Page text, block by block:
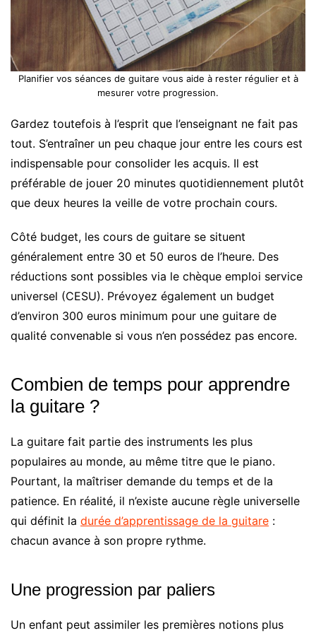
Planifier vos séances de guitare vous aide à rester régulier et à
mesurer votre progression.
Gardez toutefois à l’esprit que l’enseignant ne fait pas
tout. S’entraîner un peu chaque jour entre les cours est
indispensable pour consolider les acquis. Il est
préférable de jouer 20 minutes quotidiennement plutôt
que deux heures la veille de votre prochain cours.
Côté budget, les cours de guitare se situent
généralement entre 30 et 50 euros de l’heure. Des
réductions sont possibles via le chèque emploi service
universel (CESU). Prévoyez également un budget
d’environ 300 euros minimum pour une guitare de
qualité convenable si vous n’en possédez pas encore.
Combien de temps pour apprendre
la guitare ?
La guitare fait partie des instruments les plus
populaires au monde, au même titre que le piano.
Pourtant, la maîtriser demande du temps et de la
patience. En réalité, il n’existe aucune règle universelle
qui définit la durée d’apprentissage de la guitare :
chacun avance à son propre rythme.
Une progression par paliers
Un enfant peut assimiler les premières notions plus